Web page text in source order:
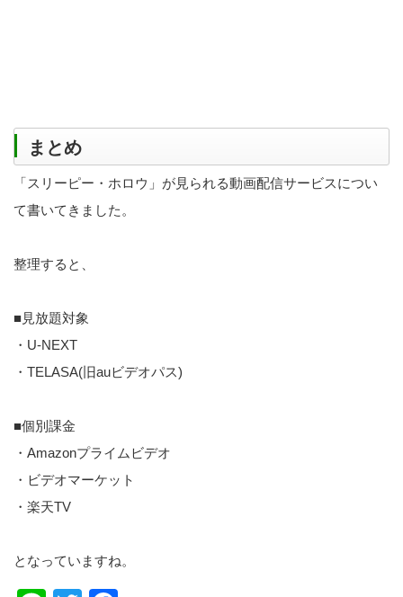
まとめ
「スリーピー・ホロウ」が見られる動画配信サービスについ
て書いてきました。
整理すると、
■見放題対象
・U-NEXT
・TELASA(旧auビデオパス)
■個別課金
・Amazonプライムビデオ
・ビデオマーケット
・楽天TV
となっていますね。